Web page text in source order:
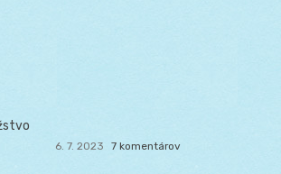
6. 7. 2023 7 komentárov